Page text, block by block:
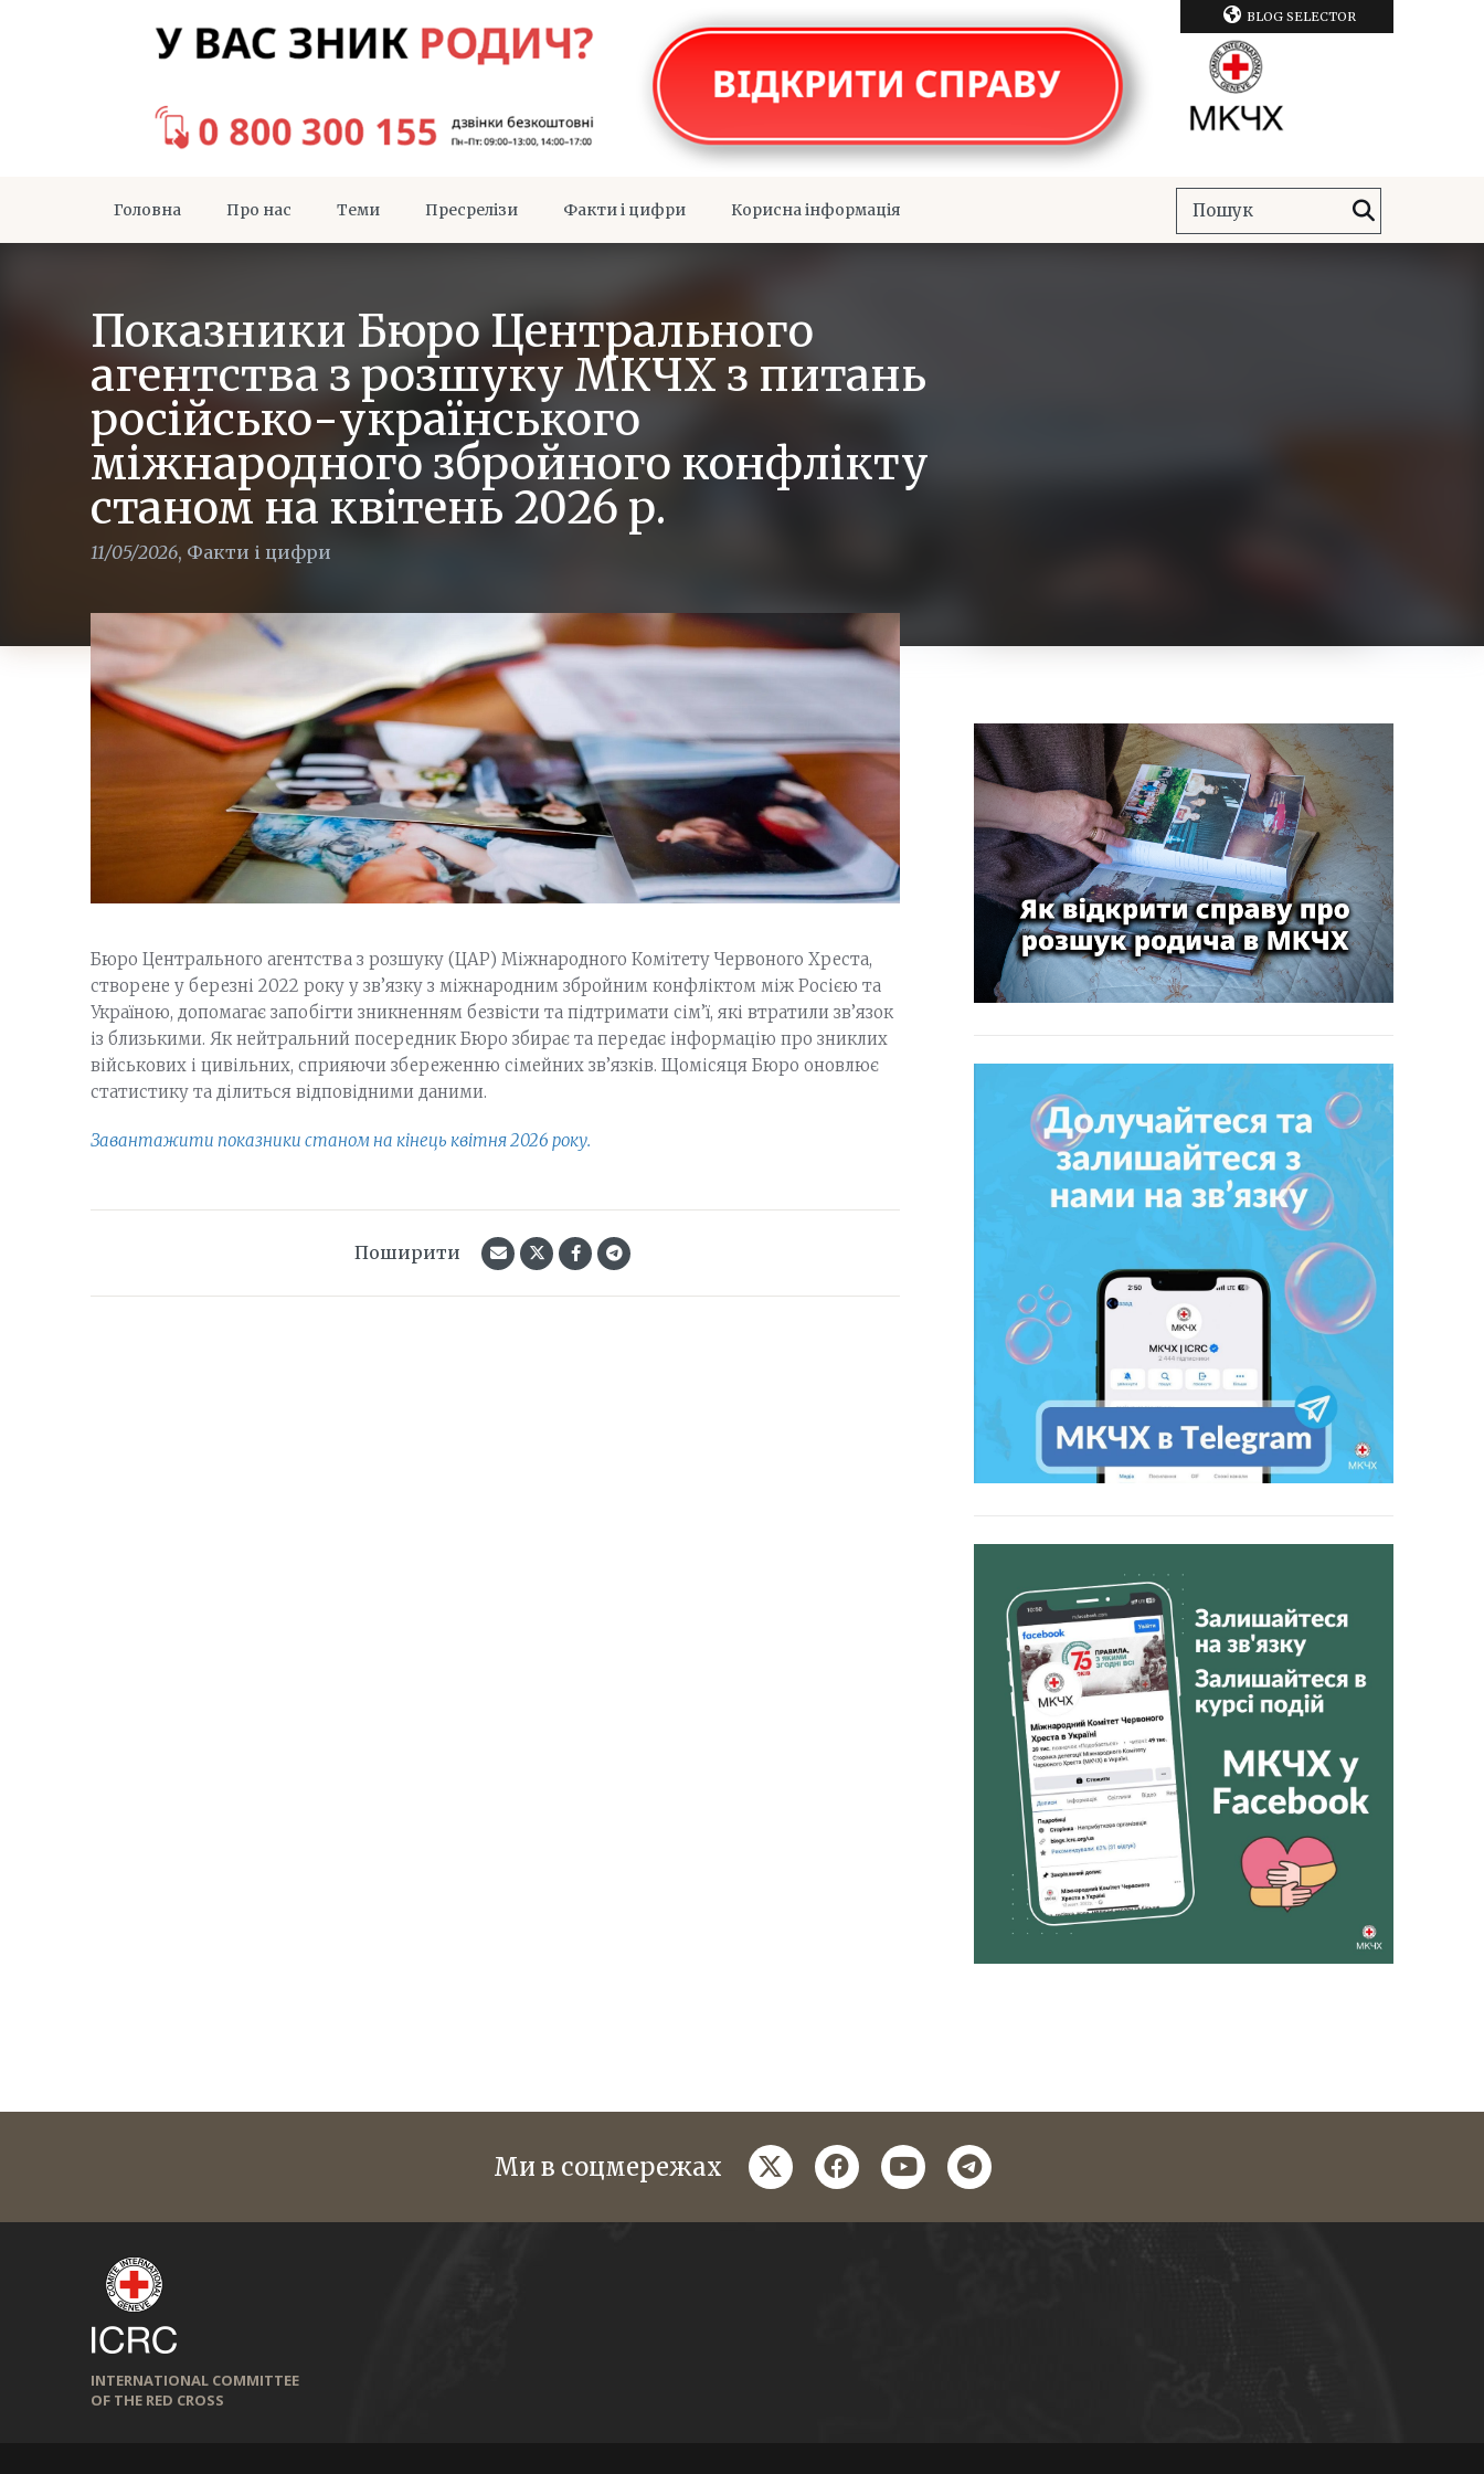
BLOG SELECTOR
Головна Про нас Теми Пресрелізи Факти і цифри Корисна інформація
Показники Бюро Центрального
агентства з розшуку МКЧХ з питань
російсько-українського
міжнародного збройного конфлікту
станом на квітень 2026 р.
11/05/2026, Факти і цифри
Бюро Центрального агентства з розшуку (ЦАР) Міжнародного Комітету Червоного Хреста,
створене у березні 2022 року у зв’язку з міжнародним збройним конфліктом між Росією та
Україною, допомагає запобігти зникненням безвісти та підтримати сім’ї, які втратили зв’язок
із близькими. Як нейтральний посередник Бюро збирає та передає інформацію про зниклих
військових і цивільних, сприяючи збереженню сімейних зв’язків. Щомісяця Бюро оновлює
статистику та ділиться відповідними даними.
Завантажити показники станом на кінець квітня 2026 року.
Поширити
Ми в соцмережах twitterfacebookyoutubetelegram
INTERNATIONAL COMMITTEE
OF THE RED CROSS